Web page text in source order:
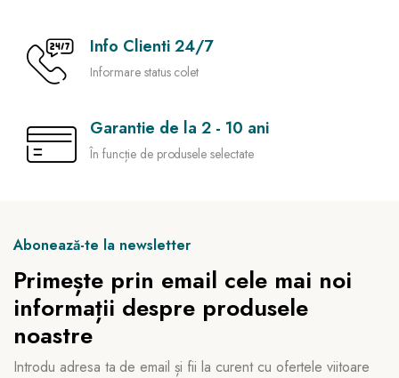
Info Clienti 24/7
Informare status colet
Garantie de la 2 - 10 ani
În funcție de produsele selectate
Abonează-te la newsletter
Primește prin email cele mai noi
informații despre produsele
noastre
Introdu adresa ta de email și fii la curent cu ofertele viitoare